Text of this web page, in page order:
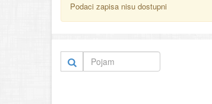
Podaci zapisa nisu dostupni